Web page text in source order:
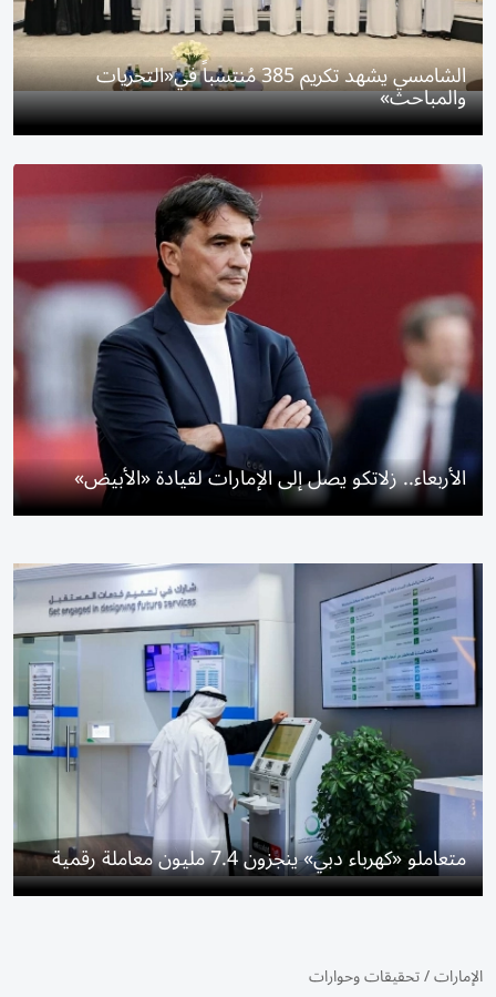
الشامسي يشهد تكريم 385 مُنتسباً في«التحريات
والمباحث»
الأربعاء.. زلاتكو يصل إلى الإمارات لقيادة «الأبيض»
متعاملو «كهرباء دبي» ينجزون 7.4 مليون معاملة رقمية
الإمارات/تحقيقات وحوارات